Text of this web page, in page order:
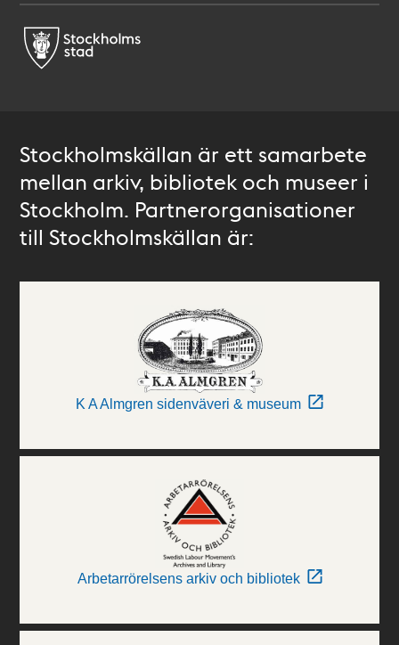
Stockholmskällan är ett samarbete
mellan arkiv, bibliotek och museer i
Stockholm. Partnerorganisationer
till Stockholmskällan är:
K A Almgren sidenväveri & museum
Arbetarrörelsens arkiv och bibliotek